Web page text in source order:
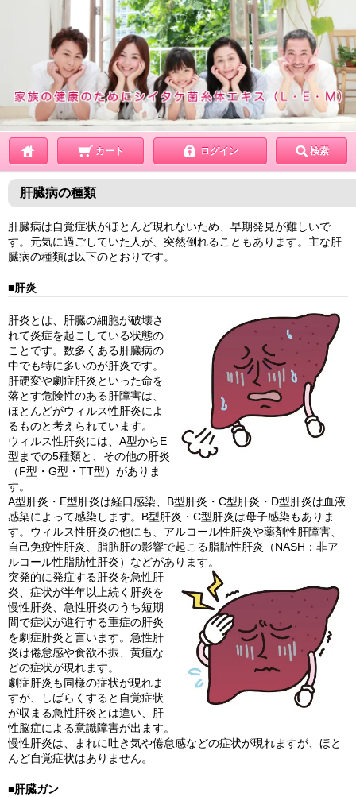
カート ログイン 検索
肝臓病の種類
肝臓病は自覚症状がほとんど現れないため、早期発見が難しいで
す。元気に過ごしていた人が、突然倒れることもあります。主な肝
臓病の種類は以下のとおりです。
■肝炎
肝炎とは、肝臓の細胞が破壊さ
れて炎症を起こしている状態の
ことです。数多くある肝臓病の
中でも特に多いのが肝炎です。
肝硬変や劇症肝炎といった命を
落とす危険性のある肝障害は、
ほとんどがウィルス性肝炎によ
るものと考えられています。
ウィルス性肝炎には、A型からE
型までの5種類と、その他の肝炎
（F型・G型・TT型）がありま
す。
A型肝炎・E型肝炎は経口感染、B型肝炎・C型肝炎・D型肝炎は血液
感染によって感染します。B型肝炎・C型肝炎は母子感染もありま
す。ウィルス性肝炎の他にも、アルコール性肝炎や薬剤性肝障害、
自己免疫性肝炎、脂肪肝の影響で起こる脂肪性肝炎（NASH：非ア
ルコール性脂肪性肝炎）などがあります。
突発的に発症する肝炎を急性肝
炎、症状が半年以上続く肝炎を
慢性肝炎、急性肝炎のうち短期
間で症状が進行する重症の肝炎
を劇症肝炎と言います。急性肝
炎は倦怠感や食欲不振、黄疸な
どの症状が現れます。
劇症肝炎も同様の症状が現れま
すが、しばらくすると自覚症状
が収まる急性肝炎とは違い、肝
性脳症による意識障害が出ます。
慢性肝炎は、まれに吐き気や倦怠感などの症状が現れますが、ほと
んど自覚症状はありません。
■肝臓ガン